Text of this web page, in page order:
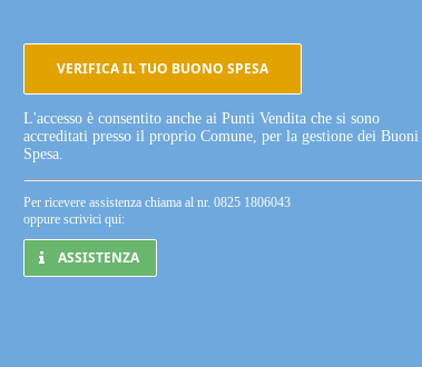
VERIFICA IL TUO BUONO SPESA
L'accesso è consentito anche ai Punti Vendita che si sono
accreditati presso il proprio Comune, per la gestione dei Buoni
Spesa.
Per ricevere assistenza chiama al nr. 0825 1806043
oppure scrivici qui:
ASSISTENZA